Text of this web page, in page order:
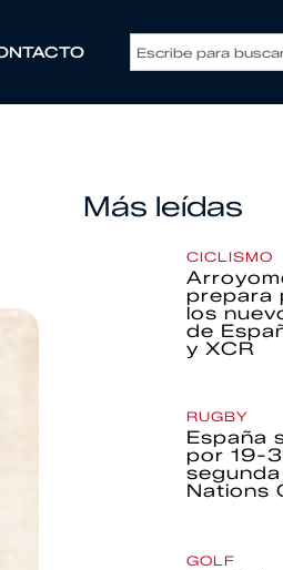
Más leídas
CICLISMO
prepara
los
de
y XCR
RUGBY
España
por 19-
Nations
GOLF